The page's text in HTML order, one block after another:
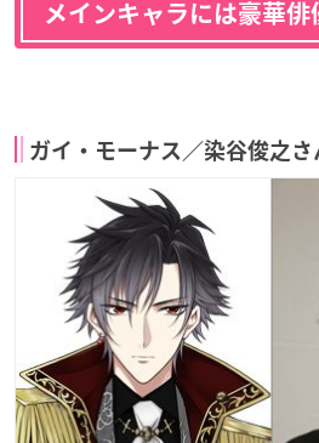
メインキャラには豪華俳
ガイ・モーナス／染谷俊之さ